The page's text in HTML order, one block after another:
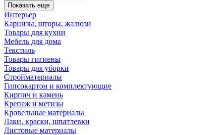
Показать еще
Интерьер
Карнизы, шторы, жалюзи
Товары для кухни
Мебель для дома
Текстиль
Товары гигиены
Товары для уборки
Стройматериалы
Гипсокартон и комплектующие
Кирпич и камень
Крепеж и метизы
Кровельные материалы
Лаки, краски, шпатлевки
Листовые материалы